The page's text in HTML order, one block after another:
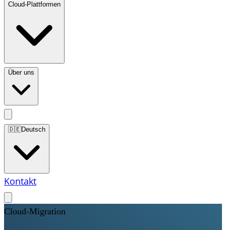
Cloud-Plattformen
Über uns
🇩🇪Deutsch
Kontakt
Cloud-Migration